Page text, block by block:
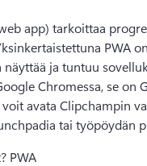
app) tarkoittaa
PWA on
ja tuntuu
Chromessa, se on
voit avata Clipchampin
tai työpöydän
PWA